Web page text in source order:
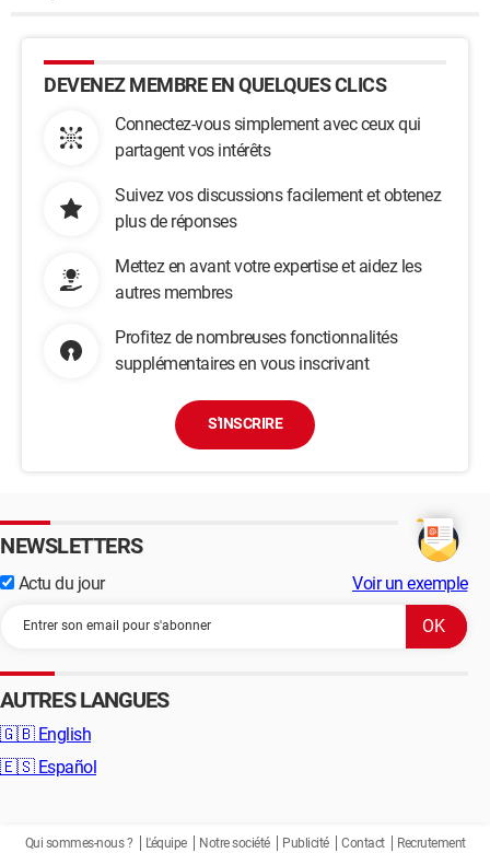
DEVENEZ MEMBRE EN QUELQUES CLICS
Connectez-vous simplement avec ceux qui
partagent vos intérêts
Suivez vos discussions facilement et obtenez
plus de réponses
Mettez en avant votre expertise et aidez les
autres membres
Profitez de nombreuses fonctionnalités
supplémentaires en vous inscrivant
S'INSCRIRE
NEWSLETTERS
Actu du jour Voir un exemple
AUTRES LANGUES
🇬🇧 English
🇪🇸 Español
Qui sommes-nous ? L'équipe Notre société Publicité Contact Recrutement